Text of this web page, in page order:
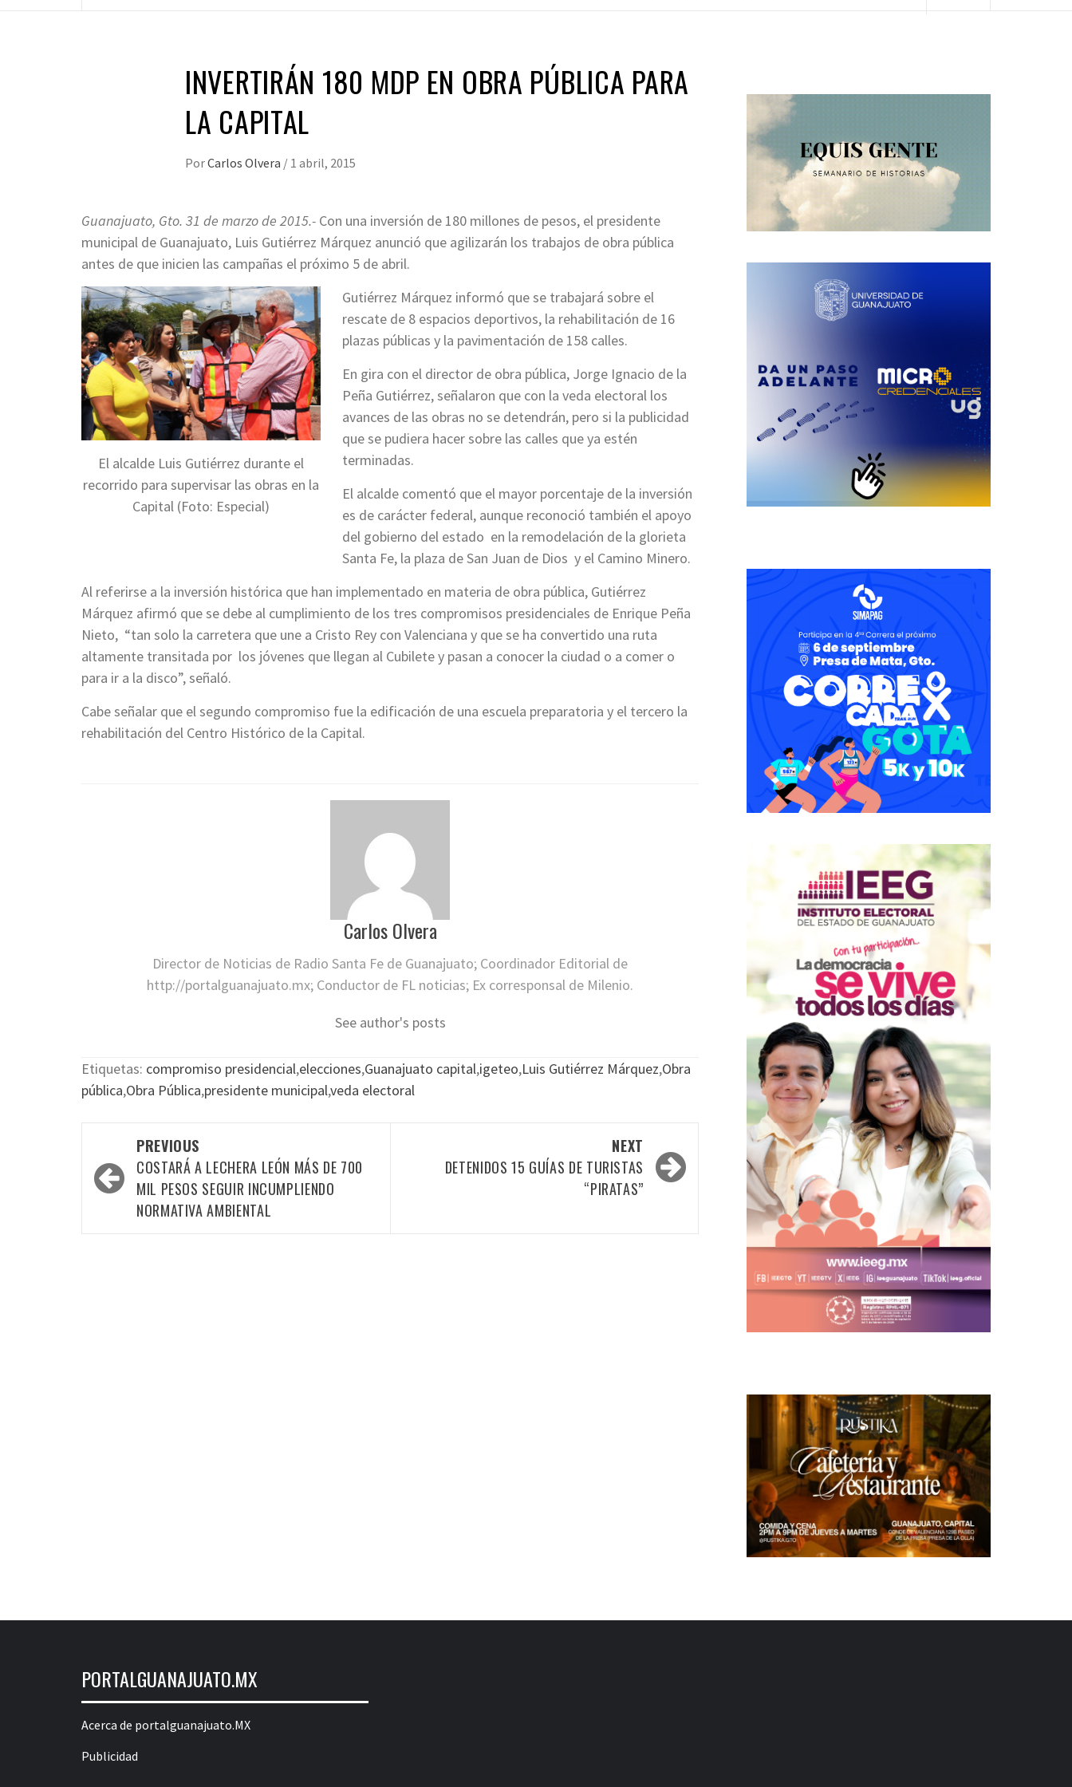
INVERTIRÁN 180 MDP EN OBRA PÚBLICA PARA
LA CAPITAL
PorCarlos Olvera / 1 abril, 2015
Guanajuato, Gto. 31 de marzo de 2015.- Con una inversión de 180 millones de pesos, el presidente
municipal de Guanajuato, Luis Gutiérrez Márquez anunció que agilizarán los trabajos de obra pública
antes de que inicien las campañas el próximo 5 de abril.
El alcalde Luis Gutiérrez durante el
recorrido para supervisar las obras en la
Capital (Foto: Especial)
Gutiérrez Márquez informó que se trabajará sobre el
rescate de 8 espacios deportivos, la rehabilitación de 16
plazas públicas y la pavimentación de 158 calles.
En gira con el director de obra pública, Jorge Ignacio de la
Peña Gutiérrez, señalaron que con la veda electoral los
avances de las obras no se detendrán, pero si la publicidad
que se pudiera hacer sobre las calles que ya estén
terminadas.
El alcalde comentó que el mayor porcentaje de la inversión
es de carácter federal, aunque reconoció también el apoyo
del gobierno del estado en la remodelación de la glorieta
Santa Fe, la plaza de San Juan de Dios y el Camino Minero.
Al referirse a la inversión histórica que han implementado en materia de obra pública, Gutiérrez
Márquez afirmó que se debe al cumplimiento de los tres compromisos presidenciales de Enrique Peña
Nieto, “tan solo la carretera que une a Cristo Rey con Valenciana y que se ha convertido una ruta
altamente transitada por los jóvenes que llegan al Cubilete y pasan a conocer la ciudad o a comer o
para ir a la disco”, señaló.
Cabe señalar que el segundo compromiso fue la edificación de una escuela preparatoria y el tercero la
rehabilitación del Centro Histórico de la Capital.
Carlos Olvera
Director de Noticias de Radio Santa Fe de Guanajuato; Coordinador Editorial de
http://portalguanajuato.mx; Conductor de FL noticias; Ex corresponsal de Milenio.
See author's posts
Etiquetas: compromiso presidencial,elecciones,Guanajuato capital,igeteo,Luis Gutiérrez Márquez,Obra
pública,Obra Pública,presidente municipal,veda electoral
navigation
PREVIOUS
COSTARÁ A LECHERA LEÓN MÁS DE 700
MIL PESOS SEGUIR INCUMPLIENDO
NORMATIVA AMBIENTAL
NEXT
DETENIDOS 15 GUÍAS DE TURISTAS
“PIRATAS”
PORTALGUANAJUATO.MX
Acerca de portalguanajuato.MX
Publicidad